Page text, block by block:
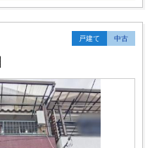
戸建て 中古